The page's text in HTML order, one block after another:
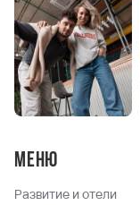
Меню
Развитие и отели